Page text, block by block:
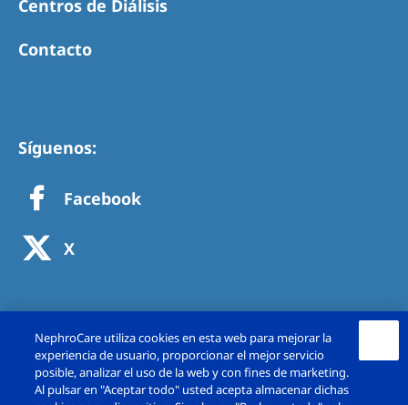
Centros de Diálisis
Contacto
Síguenos:
Facebook
X
NephroCare utiliza cookies en esta web para mejorar la
experiencia de usuario, proporcionar el mejor servicio
posible, analizar el uso de la web y con fines de marketing.
Al pulsar en "Aceptar todo" usted acepta almacenar dichas